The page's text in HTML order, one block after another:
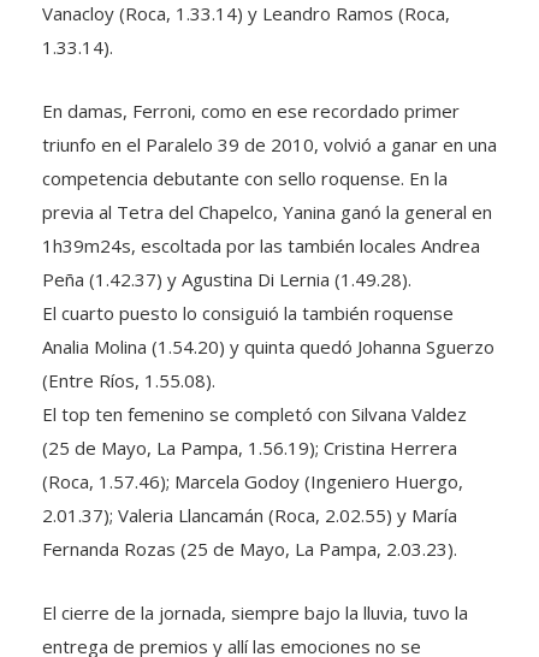
Vanacloy (Roca, 1.33.14) y Leandro Ramos (Roca,
1.33.14).
En damas, Ferroni, como en ese recordado primer
triunfo en el Paralelo 39 de 2010, volvió a ganar en una
competencia debutante con sello roquense. En la
previa al Tetra del Chapelco, Yanina ganó la general en
1h39m24s, escoltada por las también locales Andrea
Peña (1.42.37) y Agustina Di Lernia (1.49.28).
El cuarto puesto lo consiguió la también roquense
Analia Molina (1.54.20) y quinta quedó Johanna Sguerzo
(Entre Ríos, 1.55.08).
El top ten femenino se completó con Silvana Valdez
(25 de Mayo, La Pampa, 1.56.19); Cristina Herrera
(Roca, 1.57.46); Marcela Godoy (Ingeniero Huergo,
2.01.37); Valeria Llancamán (Roca, 2.02.55) y María
Fernanda Rozas (25 de Mayo, La Pampa, 2.03.23).
El cierre de la jornada, siempre bajo la lluvia, tuvo la
entrega de premios y allí las emociones no se